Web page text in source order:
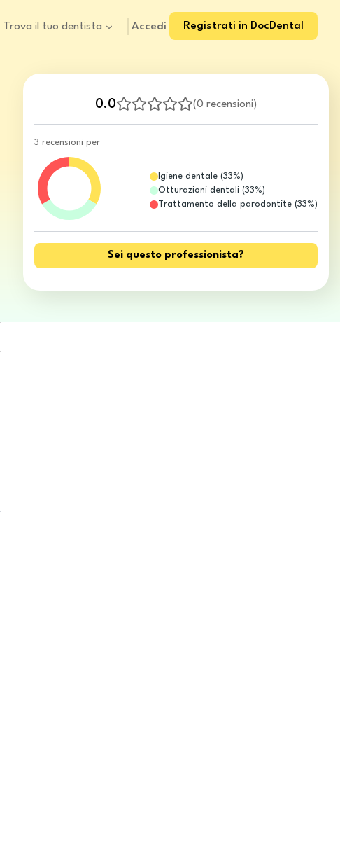
Trova il tuo dentista Accedi Registrati in DocDental
0.0 (0 recensioni)
3 recensioni per
Igiene dentale(33%)
Otturazioni dentali(33%)
Trattamento della parodontite(33%)
Sei questo professionista?